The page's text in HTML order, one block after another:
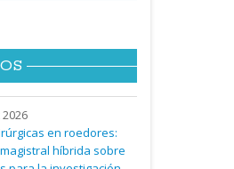
en roedores:
híbrida sobre